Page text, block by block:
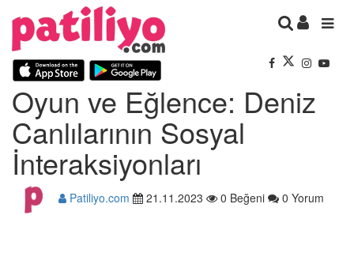
Oyun ve Eğlence: Deniz
Canlılarının Sosyal
İnteraksiyonları
Patiliyo.com 21.11.2023 0 Beğeni 0 Yorum